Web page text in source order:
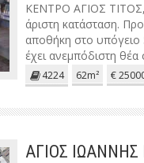
ΚΕΝΤΡΟ ΑΓΙΟΣ ΤΙΤΟΣ,
άριστη κατάσταση.
αποθήκη στο
έχει ανεμπόδιστη θέα
για μετατροπή Airbnb.
4224 62m² €
ΑΓΙΟΣ ΙΩΑΝΝΗΣ